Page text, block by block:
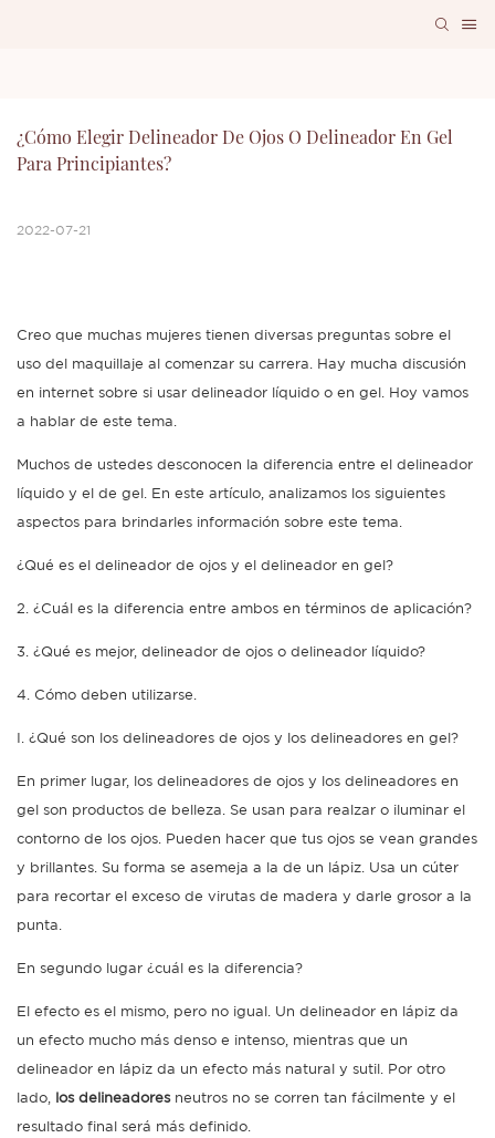
¿Cómo Elegir Delineador De Ojos O Delineador En Gel
Para Principiantes?
2022-07-21
Creo que muchas mujeres tienen diversas preguntas sobre el
uso del maquillaje al comenzar su carrera. Hay mucha discusión
en internet sobre si usar delineador líquido o en gel. Hoy vamos
a hablar de este tema.
Muchos de ustedes desconocen la diferencia entre el delineador
líquido y el de gel. En este artículo, analizamos los siguientes
aspectos para brindarles información sobre este tema.
¿Qué es el delineador de ojos y el delineador en gel?
2. ¿Cuál es la diferencia entre ambos en términos de aplicación?
3. ¿Qué es mejor, delineador de ojos o delineador líquido?
4. Cómo deben utilizarse.
I. ¿Qué son los delineadores de ojos y los delineadores en gel?
En primer lugar, los delineadores de ojos y los delineadores en
gel son productos de belleza. Se usan para realzar o iluminar el
contorno de los ojos. Pueden hacer que tus ojos se vean grandes
y brillantes. Su forma se asemeja a la de un lápiz. Usa un cúter
para recortar el exceso de virutas de madera y darle grosor a la
punta.
En segundo lugar ¿cuál es la diferencia?
El efecto es el mismo, pero no igual. Un delineador en lápiz da
un efecto mucho más denso e intenso, mientras que un
delineador en lápiz da un efecto más natural y sutil. Por otro
lado, los delineadoresneutros no se corren tan fácilmente y el
resultado final será más definido.